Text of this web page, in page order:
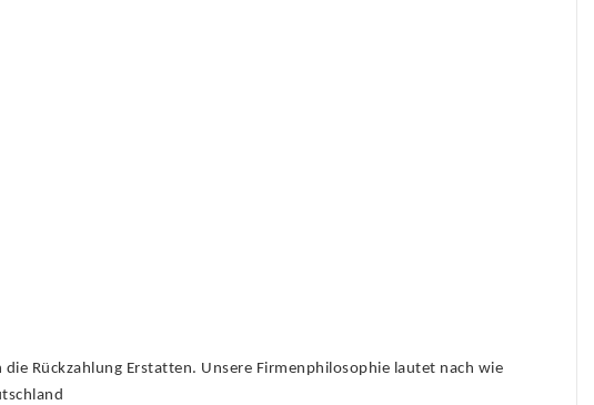
Rückzahlung Erstatten. Unsere Firmenphilosophie lautet nach wie